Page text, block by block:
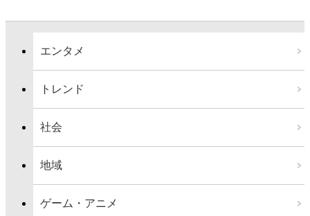
エンタメ
トレンド
社会
地域
ゲーム・アニメ